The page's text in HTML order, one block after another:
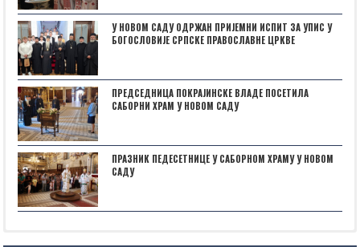
У НОВОМ САДУ ОДРЖАН ПРИЈЕМНИ ИСПИТ ЗА УПИС У
БОГОСЛОВИЈЕ СРПСКЕ ПРАВОСЛАВНЕ ЦРКВЕ
ПРЕДСЕДНИЦА ПОКРАЈИНСКЕ ВЛАДЕ ПОСЕТИЛА
САБОРНИ ХРАМ У НОВОМ САДУ
ПРАЗНИК ПЕДЕСЕТНИЦЕ У САБОРНОМ ХРАМУ У НОВОМ
САДУ